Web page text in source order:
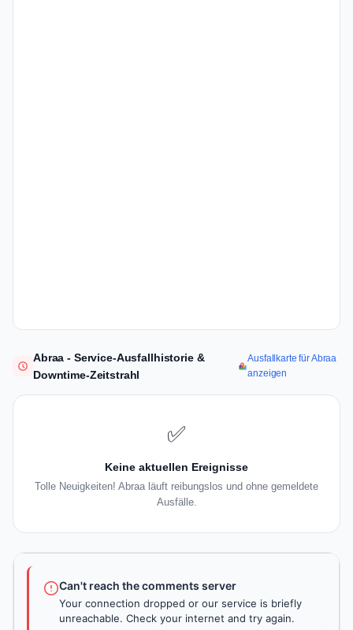
Abraa - Service-Ausfallhistorie &
Downtime-Zeitstrahl
Ausfallkarte für Abraa
anzeigen
✅
Keine aktuellen Ereignisse
Tolle Neuigkeiten! Abraa läuft reibungslos und ohne gemeldete
Ausfälle.
Can't reach the comments server
Your connection dropped or our service is briefly
unreachable. Check your internet and try again.